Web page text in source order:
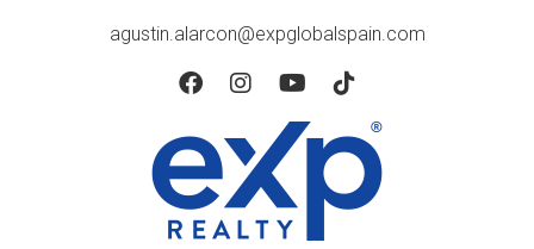
agustin.alarcon@expglobalspain.com